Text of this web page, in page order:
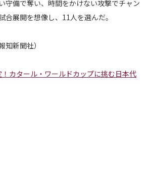
守備で奪い、時間をかけない攻撃でチャン
合展開を想像し、11人を選んだ。
新聞社）
！カタール・ワールドカップに挑む日本代